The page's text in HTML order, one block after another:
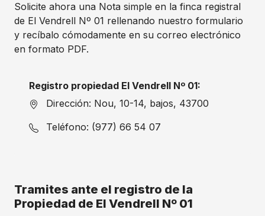
Solicite ahora una Nota simple en la finca registral
de El Vendrell Nº 01 rellenando nuestro formulario
y recíbalo cómodamente en su correo electrónico
en formato PDF.
Registro propiedad El Vendrell Nº 01:
Dirección: Nou, 10-14, bajos, 43700
Teléfono: (977) 66 54 07
Tramites ante el registro de la
Propiedad de El Vendrell Nº 01